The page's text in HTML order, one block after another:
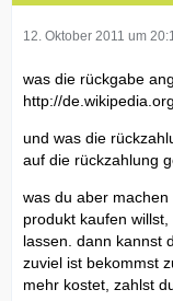
12. Oktober 2011 um
was die rückgabe
http://
und was die
auf die rückzahlung
was du aber
produkt kaufen
lassen. dann kannst
zuviel ist bekommst
mehr kostet, zahlst